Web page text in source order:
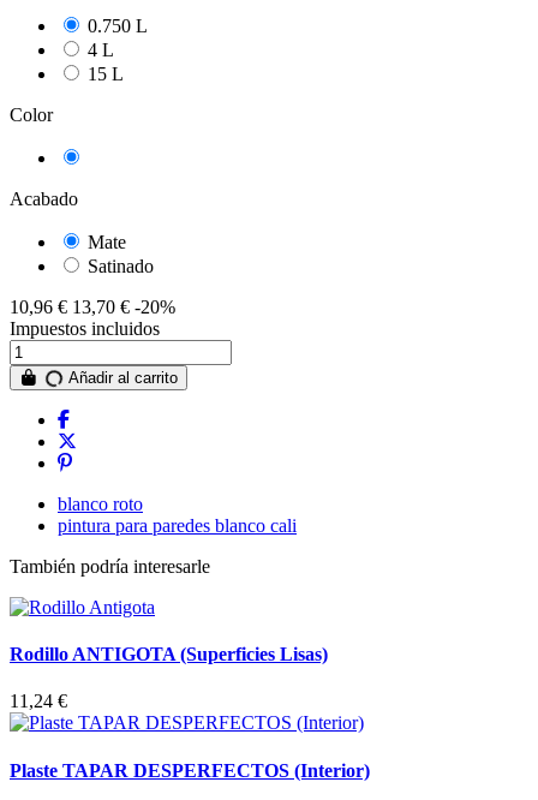
0.750 L
4 L
15 L
Color
Acabado
Mate
Satinado
10,96 € 13,70 € -20%
Impuestos incluidos
Añadir al carrito
blanco roto
pintura para paredes blanco cali
También podría interesarle
Rodillo ANTIGOTA (Superficies Lisas)
11,24 €
Plaste TAPAR DESPERFECTOS (Interior)